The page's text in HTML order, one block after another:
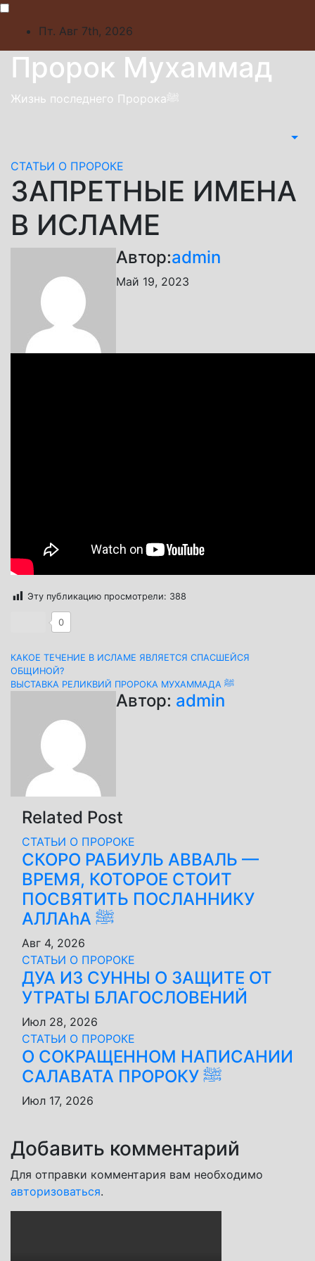
Skip
Пт. Авг 7th, 2026
Пророк Мухаммад
Жизнь последнего Пророкаﷺ
СТАТЬИ О ПРОРОКЕ
ЗАПРЕТНЫЕ ИМЕНА
В ИСЛАМЕ
Автор:admin
Май 19, 2023
Эту публикацию просмотрели: 388
0
Навигация
по
записям
КАКОЕ ТЕЧЕНИЕ В ИСЛАМЕ ЯВЛЯЕТСЯ СПАСШЕЙСЯ
ОБЩИНОЙ?
ВЫСТАВКА РЕЛИКВИЙ ПРОРОКА МУХАММАДА ﷺ
Автор: admin
Related Post
СТАТЬИ О ПРОРОКЕ
СКОРО РАБИУЛЬ АВВАЛЬ —
ВРЕМЯ, КОТОРОЕ СТОИТ
ПОСВЯТИТЬ ПОСЛАННИКУ
АЛЛАhА ﷺ
Авг 4, 2026
СТАТЬИ О ПРОРОКЕ
ДУА ИЗ СУННЫ О ЗАЩИТЕ ОТ
УТРАТЫ БЛАГОСЛОВЕНИЙ
Июл 28, 2026
СТАТЬИ О ПРОРОКЕ
О СОКРАЩЕННОМ НАПИСАНИИ
САЛАВАТА ПРОРОКУ ﷺ
Июл 17, 2026
Добавить комментарий
Для отправки комментария вам необходимо
авторизоваться.